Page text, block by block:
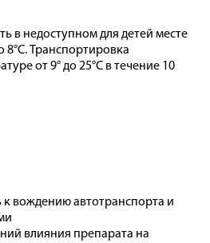
в недоступном для детей месте
8°С. Транспортировка
от 9° до 25°С в течение 10
к вождению автотранспорта и
влияния препарата на